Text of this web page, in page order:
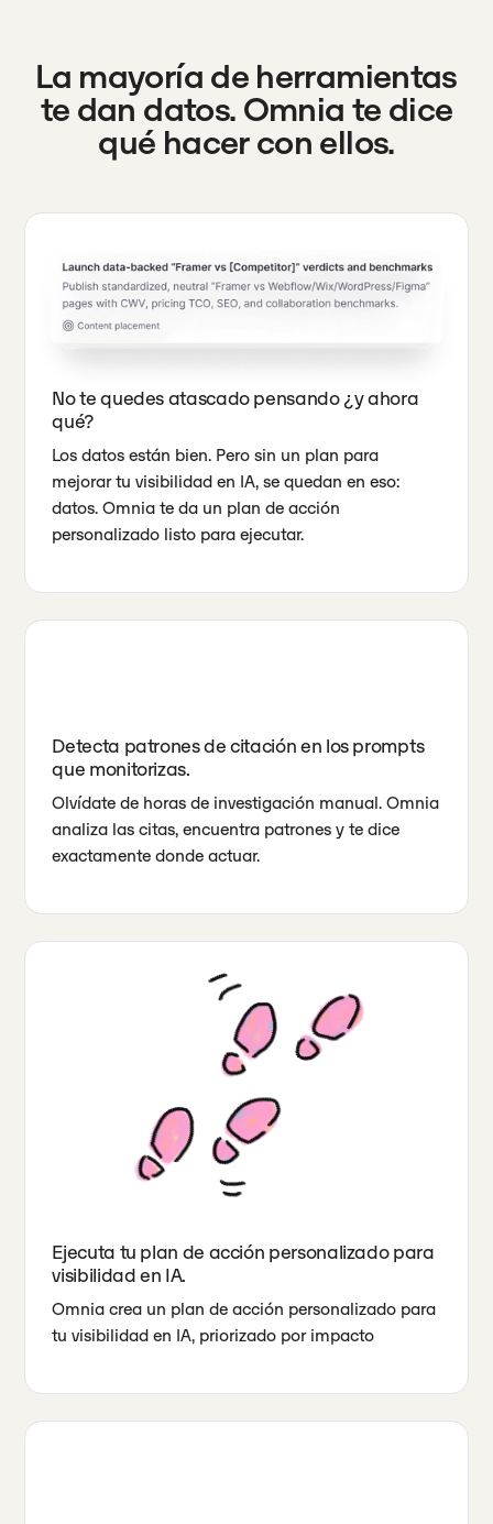
La mayoría de herramientas
te dan datos. Omnia te dice
qué hacer con ellos.
No te quedes atascado pensando ¿y ahora
qué?
Los datos están bien. Pero sin un plan para
mejorar tu visibilidad en IA, se quedan en eso:
datos. Omnia te da un plan de acción
personalizado listo para ejecutar.
Detecta patrones de citación en los prompts
que monitorizas.
Olvídate de horas de investigación manual. Omnia
analiza las citas, encuentra patrones y te dice
exactamente donde actuar.
Ejecuta tu plan de acción personalizado para
visibilidad en IA.
Omnia crea un plan de acción personalizado para
tu visibilidad en IA, priorizado por impacto